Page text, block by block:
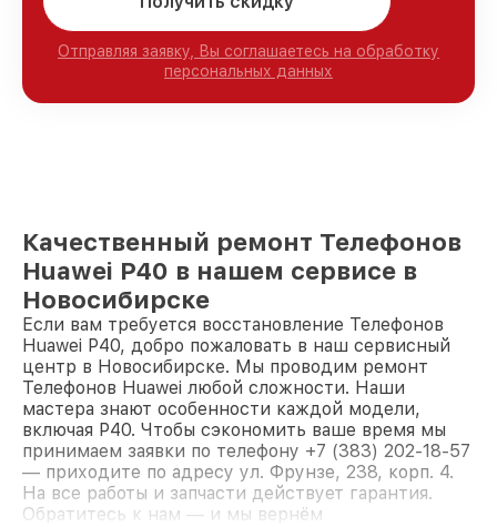
Отправляя заявку, Вы соглашаетесь на обработку
персональных данных
Качественный ремонт Телефонов
Huawei P40 в нашем сервисе в
Новосибирске
Если вам требуется восстановление Телефонов
Huawei P40, добро пожаловать в наш сервисный
центр в Новосибирске. Мы проводим ремонт
Телефонов Huawei любой сложности. Наши
мастера знают особенности каждой модели,
включая P40. Чтобы сэкономить ваше время мы
принимаем заявки по телефону +7 (383) 202-18-57
— приходите по адресу ул. Фрунзе, 238, корп. 4.
На все работы и запчасти действует гарантия.
Обратитесь к нам — и мы вернём